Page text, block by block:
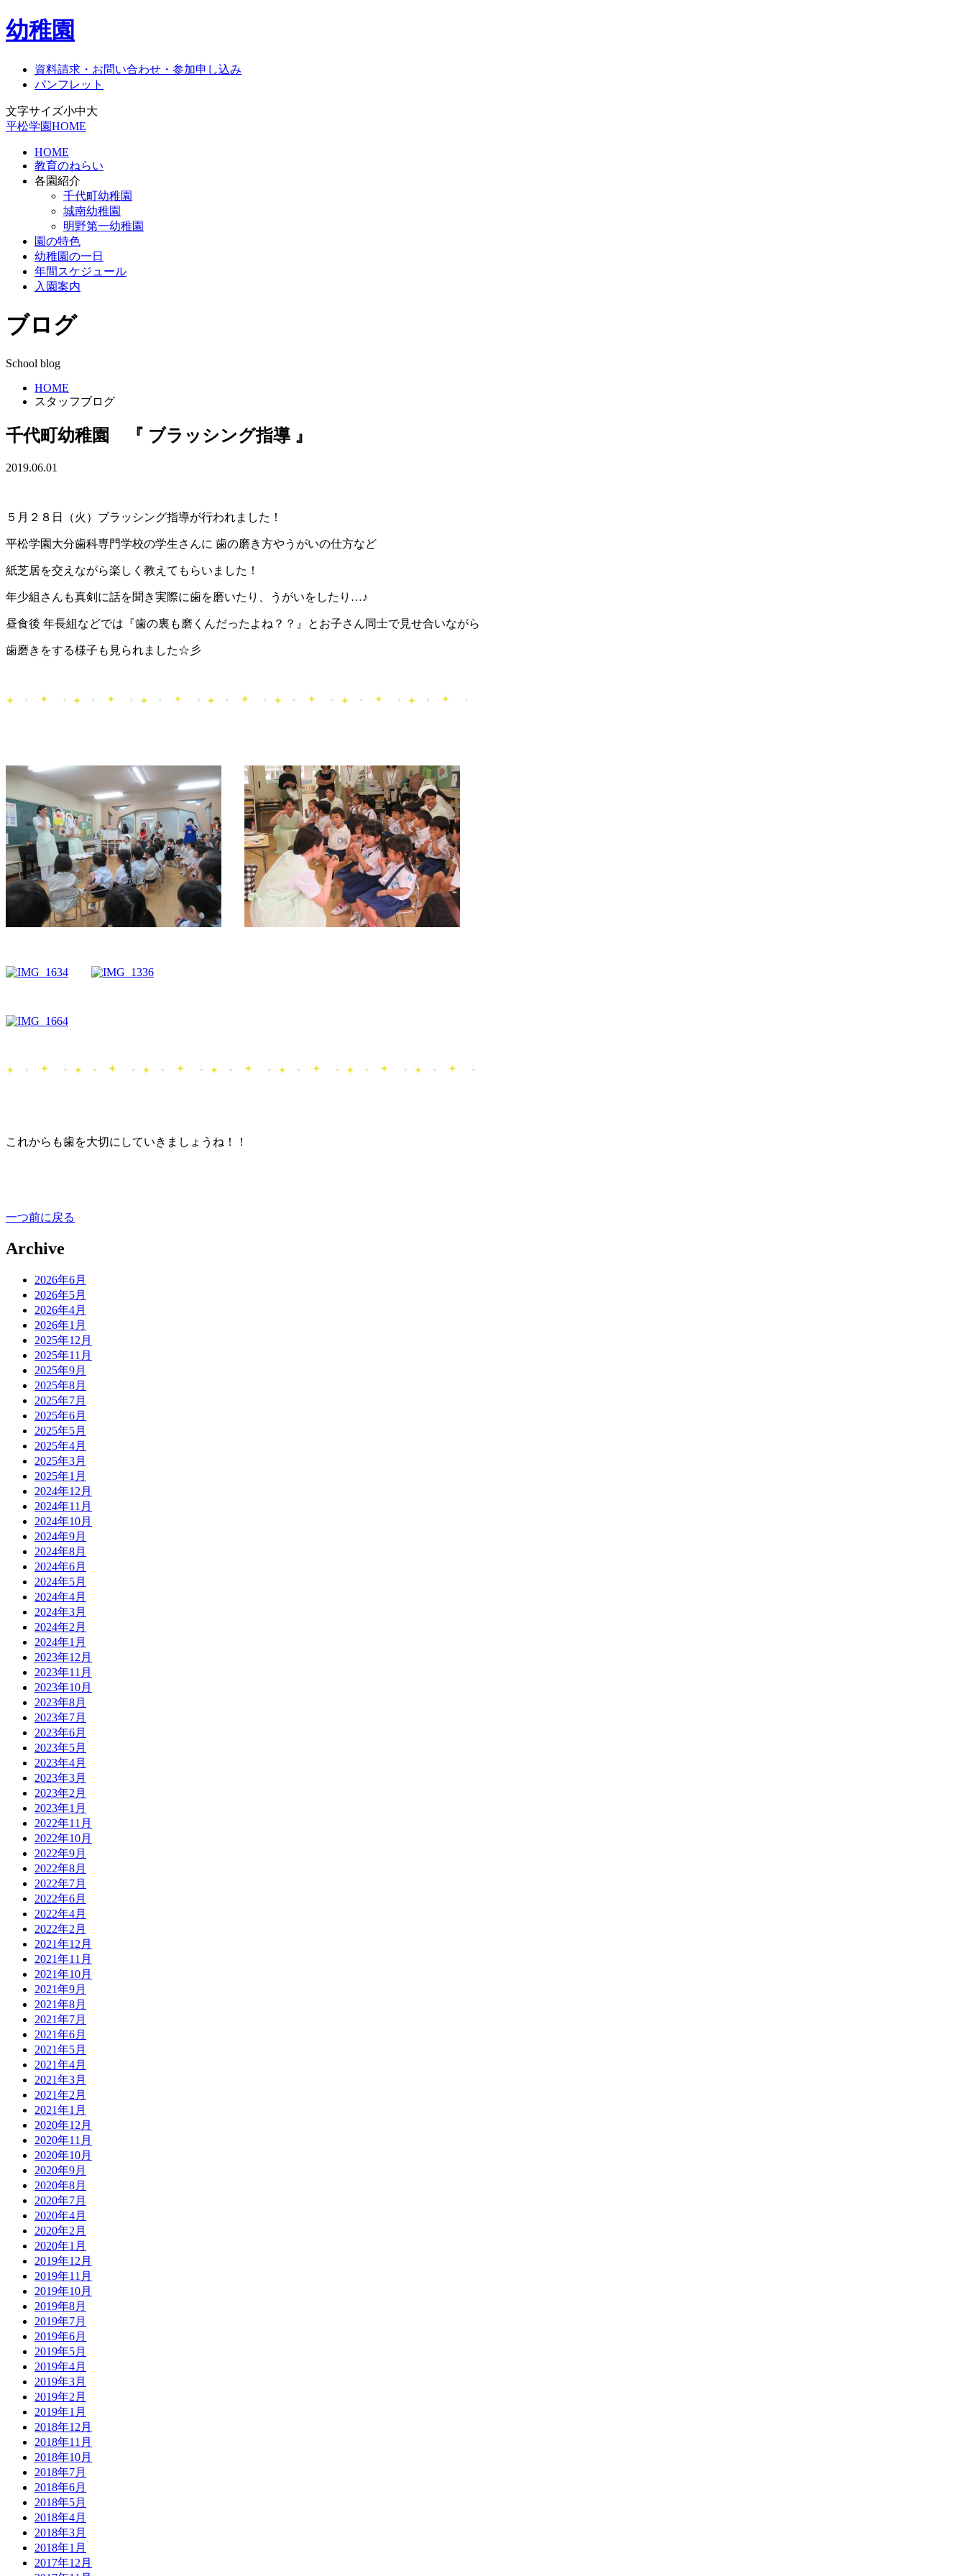
幼稚園
資料請求・お問い合わせ・参加申し込み
パンフレット
文字サイズ小中大
平松学園HOME
HOME
教育のねらい
各園紹介
千代町幼稚園
城南幼稚園
明野第一幼稚園
園の特色
幼稚園の一日
年間スケジュール
入園案内
ブログ
School blog
HOME
スタッフブログ
千代町幼稚園 『 ブラッシング指導 』
2019.06.01
５月２８日（火）ブラッシング指導が行われました！
平松学園大分歯科専門学校の学生さんに 歯の磨き方やうがいの仕方など
紙芝居を交えながら楽しく教えてもらいました！
年少組さんも真剣に話を聞き実際に歯を磨いたり、うがいをしたり…♪
昼食後 年長組などでは『歯の裏も磨くんだったよね？？』とお子さん同士で見せ合いながら
歯磨きをする様子も見られました☆彡
これからも歯を大切にしていきましょうね！！
一つ前に戻る
Archive
2026年6月
2026年5月
2026年4月
2026年1月
2025年12月
2025年11月
2025年9月
2025年8月
2025年7月
2025年6月
2025年5月
2025年4月
2025年3月
2025年1月
2024年12月
2024年11月
2024年10月
2024年9月
2024年8月
2024年6月
2024年5月
2024年4月
2024年3月
2024年2月
2024年1月
2023年12月
2023年11月
2023年10月
2023年8月
2023年7月
2023年6月
2023年5月
2023年4月
2023年3月
2023年2月
2023年1月
2022年11月
2022年10月
2022年9月
2022年8月
2022年7月
2022年6月
2022年4月
2022年2月
2021年12月
2021年11月
2021年10月
2021年9月
2021年8月
2021年7月
2021年6月
2021年5月
2021年4月
2021年3月
2021年2月
2021年1月
2020年12月
2020年11月
2020年10月
2020年9月
2020年8月
2020年7月
2020年4月
2020年2月
2020年1月
2019年12月
2019年11月
2019年10月
2019年8月
2019年7月
2019年6月
2019年5月
2019年4月
2019年3月
2019年2月
2019年1月
2018年12月
2018年11月
2018年10月
2018年7月
2018年6月
2018年5月
2018年4月
2018年3月
2018年1月
2017年12月